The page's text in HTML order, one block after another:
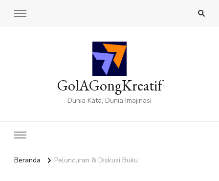
GolAGongKreatif
Dunia Kata, Dunia Imajinasi
Beranda Peluncuran & Diskusi Buku